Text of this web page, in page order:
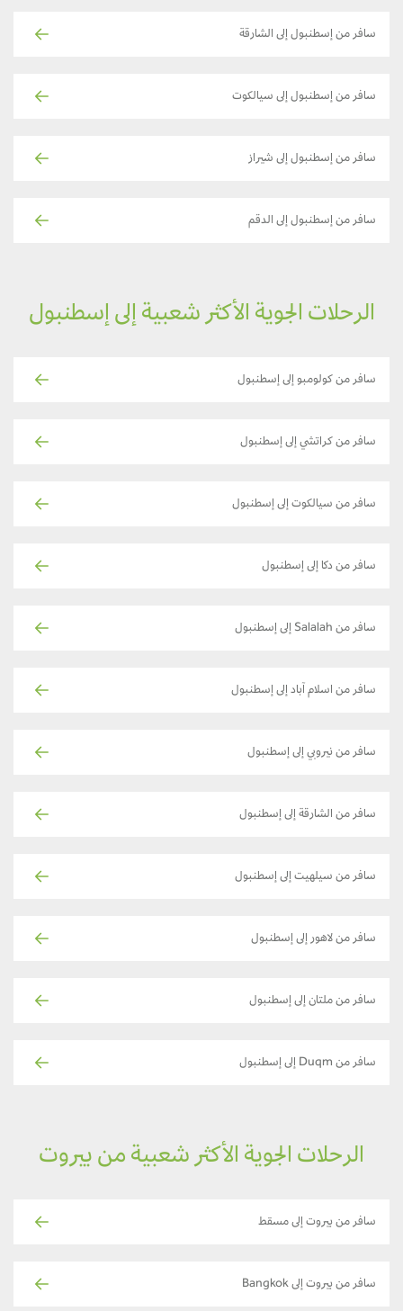
سافر من إسطنبول إلى الشارقة
سافر من إسطنبول إلى سيالكوت
سافر من إسطنبول إلى شيراز
سافر من إسطنبول إلى الدقم
الرحلات الجوية الأكثر شعبية إلى إسطنبول
سافر من كولومبو إلى إسطنبول
سافر من كراتشي إلى إسطنبول
سافر من سيالكوت إلى إسطنبول
سافر من دكا إلى إسطنبول
سافر من Salalah إلى إسطنبول
سافر من اسلام آباد إلى إسطنبول
سافر من نيروبي إلى إسطنبول
سافر من الشارقة إلى إسطنبول
سافر من سيلهيت إلى إسطنبول
سافر من لاهور إلى إسطنبول
سافر من ملتان إلى إسطنبول
سافر من Duqm إلى إسطنبول
الرحلات الجوية الأكثر شعبية من بيروت
سافر من بيروت إلى مسقط
سافر من بيروت إلى Bangkok